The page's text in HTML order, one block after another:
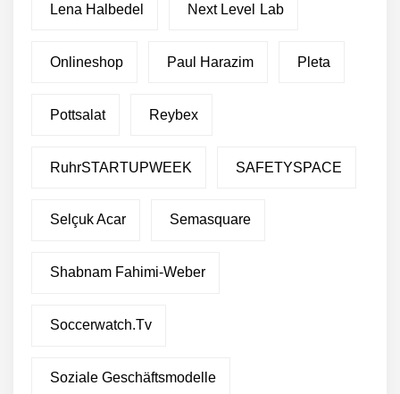
Lena Halbedel Next Level Lab
Onlineshop Paul Harazim Pleta
Pottsalat Reybex
RuhrSTARTUPWEEK SAFETYSPACE
Selçuk Acar Semasquare
Shabnam Fahimi-Weber
Soccerwatch.tv
Soziale Geschäftsmodelle
Club stellt sich neu auf
Green Club sammelt eine
einsammeln